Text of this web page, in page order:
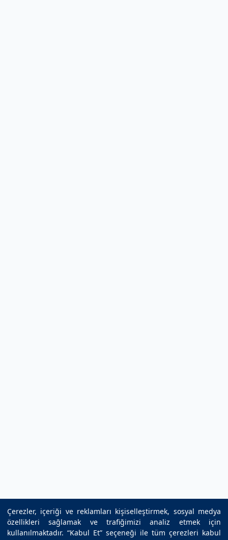
Çerezler, içeriği ve reklamları kişiselleştirmek, sosyal medya
özellikleri sağlamak ve trafiğimizi analiz etmek için
kullanılmaktadır. “Kabul Et” seçeneği ile tüm çerezleri kabul